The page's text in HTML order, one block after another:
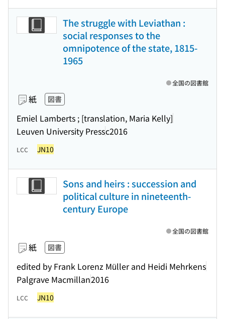
The struggle with Leviathan :
social responses to the
omnipotence of the state, 1815-
1965
紙 図書
Emiel Lamberts ; [translation, Maria Kelly]
Leuven University Pressc2016
全国の図書館
LCC JN10
Sons and heirs : succession and
political culture in nineteenth-
century Europe
紙 図書
edited by Frank Lorenz Müller and Heidi Mehrkens
Palgrave Macmillan2016
全国の図書館
LCC JN10